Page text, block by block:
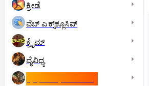
ಕ್ರೀಡೆ
ವೆಬ್ ಎಕ್ಸ್‌ಕ್ಲೂಸಿವ್
ಕ್ರೈಮ್
ವೈವಿಧ್ಯ